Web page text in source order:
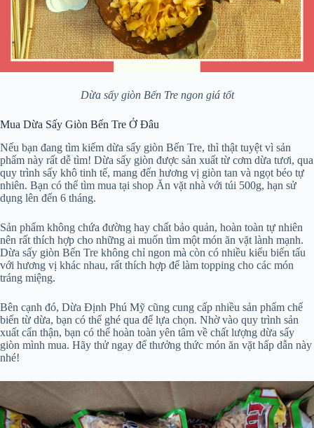
Dừa sấy giòn Bến Tre ngon giá tốt
Mua Dừa Sấy Giòn Bến Tre Ở Đâu
Nếu bạn đang tìm kiếm dừa sấy giòn Bến Tre, thì thật tuyệt vì sản
phẩm này rất dễ tìm! Dừa sấy giòn được sản xuất từ cơm dừa tươi, qua
quy trình sấy khô tinh tế, mang đến hương vị giòn tan và ngọt béo tự
nhiên. Bạn có thể tìm mua tại shop Ăn vặt nhà với túi 500g, hạn sử
dụng lên đến 6 tháng.
Sản phẩm không chứa đường hay chất bảo quản, hoàn toàn tự nhiên
nên rất thích hợp cho những ai muốn tìm một món ăn vặt lành mạnh.
Dừa sấy giòn Bến Tre không chỉ ngon mà còn có nhiều kiểu biến tấu
với hương vị khác nhau, rất thích hợp để làm topping cho các món
tráng miệng.
Bên cạnh đó, Dừa Định Phú Mỹ cũng cung cấp nhiều sản phẩm chế
biến từ dừa, bạn có thể ghé qua để lựa chọn. Nhờ vào quy trình sản
xuất cẩn thận, bạn có thể hoàn toàn yên tâm về chất lượng dừa sấy
giòn mình mua. Hãy thử ngay để thưởng thức món ăn vặt hấp dẫn này
nhé!